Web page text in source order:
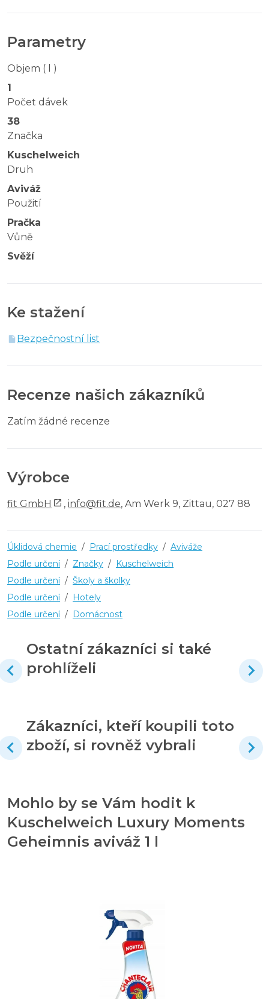
Parametry
Objem ( l )
1
Počet dávek
38
Značka
Kuschelweich
Druh
Aviváž
Použití
Pračka
Vůně
Svěží
Ke stažení
Bezpečnostní list
Recenze našich zákazníků
Zatím žádné recenze
Výrobce
fit GmbH , info@fit.de, Am Werk 9, Zittau, 027 88
Úklidová chemie / Prací prostředky / Aviváže
Podle určení / Značky / Kuschelweich
Podle určení / Školy a školky
Podle určení / Hotely
Podle určení / Domácnost
Ostatní zákazníci si také
prohlíželi
Zákazníci, kteří koupili toto
zboží, si rovněž vybrali
Mohlo by se Vám hodit k
Kuschelweich Luxury Moments
Geheimnis aviváž 1 l